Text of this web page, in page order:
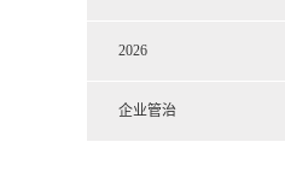
2019
2018
2026
企业管治